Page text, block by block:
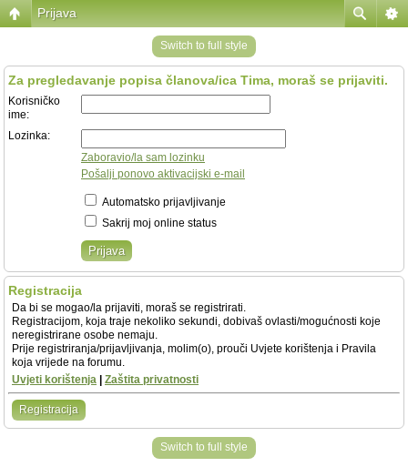
Prijava
Switch to full style
Za pregledavanje popisa članova/ica Tima, moraš se prijaviti.
Korisničko
ime:
Lozinka:
Zaboravio/la sam lozinku
Pošalji ponovo aktivacijski e-mail
Automatsko prijavljivanje
Sakrij moj online status
Registracija
Da bi se mogao/la prijaviti, moraš se registrirati.
Registracijom, koja traje nekoliko sekundi, dobivaš ovlasti/mogućnosti koje
neregistrirane osobe nemaju.
Prije registriranja/prijavljivanja, molim(o), prouči Uvjete korištenja i Pravila
koja vrijede na forumu.
Uvjeti korištenja
Zaštita privatnosti
Registracija
Switch to full style